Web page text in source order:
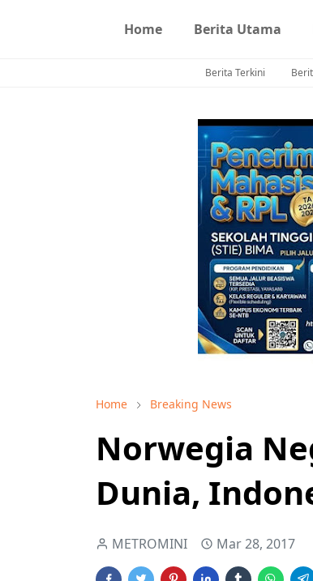
Home Berita Utama
Berita Terkini
Home Breaking News
Norwegia
Dunia,
METROMINI Mar 28, 2017